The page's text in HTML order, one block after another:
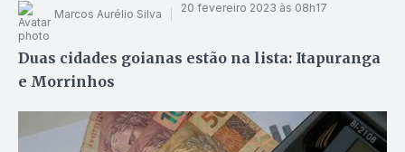
Marcos Aurélio Silva 20 fevereiro 2023 às 08h17
Duas cidades goianas estão na lista: Itapuranga
e Morrinhos